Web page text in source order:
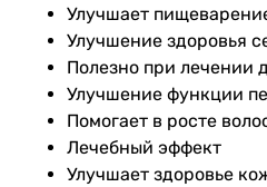
Улучшает
Улучшение здоровья
Полезно при лечении
Улучшение функции
Помогает в росте
Лечебный эффект
Улучшает здоровье